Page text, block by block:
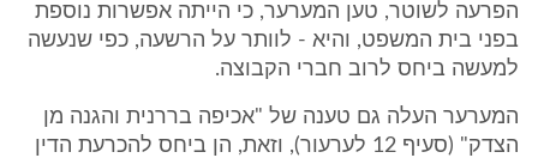
הפרעה לשוטר, טען המערער, כי הייתה אפשרות נוספת
בפני בית המשפט, והיא - לוותר על הרשעה, כפי שנעשה
למעשה ביחס לרוב חברי הקבוצה.
המערער העלה גם טענה של "אכיפה בררנית והגנה מן
הצדק" (סעיף 12 לערעור), וזאת, הן ביחס להכרעת הדין